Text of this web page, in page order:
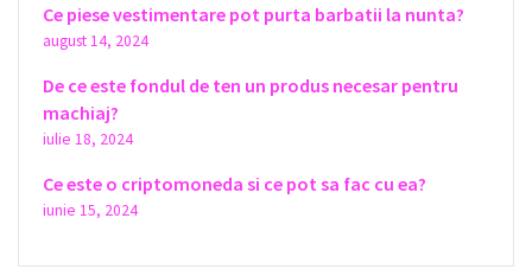
Ce piese vestimentare pot purta barbatii la nunta?
august 14, 2024
De ce este fondul de ten un produs necesar pentru
machiaj?
iulie 18, 2024
Ce este o criptomoneda si ce pot sa fac cu ea?
iunie 15, 2024